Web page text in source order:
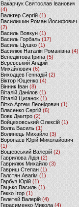
Вакарчук Святослав Іванович
(4)
Вальтер Сергій (1)
Василишин Роман Йосифович
(2)
Василь Вовкун (1)
Василь Горбаль (17)
Василь Цушко (1)
Василюк Наталія Романівна (4)
Венедіктова Ірина(5)
Веревський Андрій
Михайлович (6)
Виходцев Геннадій (2)
Віктор Ющенко (4)
Вінник Іван (8)
Віталій Данілов (1)
Віталій Циганок (1)
Вітко Артем Леонідович(1)
Власенко Сергій (6)
Вовк Дмитро(2)
Войцеховський Олексій(1)
Волга Василь (1)
Волинець Михайло (3)
Воропаєв Юрій Миколайович
(1)
Вощевський Валерій(2)
Гаврилова Лідія (2)
Гаврилюк Михайло (3)
Гавриш Степан (1)
Галстян Авагім (1)
Гарбуз Юрій (1)
Гацько Василь (1)
Гекко Ігор(1)
Гелетей Валерій (4)
Герасименко Микола (4)